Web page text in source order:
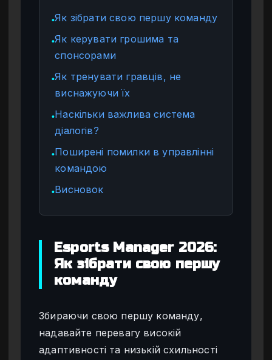
●Як зібрати свою першу команду
●Як керувати грошима та
спонсорами
●Як тренувати гравців, не
виснажуючи їх
●Наскільки важлива система
діалогів?
●Поширені помилки в управлінні
командою
●Висновок
Esports Manager 2026:
Як зібрати свою першу
команду
Збираючи свою першу команду,
надавайте перевагу високій
адаптивності та низькій схильності